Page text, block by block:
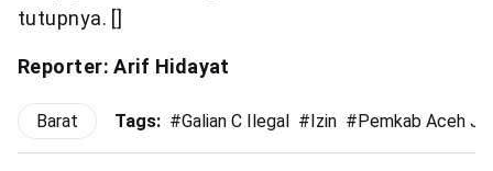
tutupnya. []
Reporter: Arif Hidayat
Barat Tags: #Galian C Ilegal #Izin #Pemkab Aceh